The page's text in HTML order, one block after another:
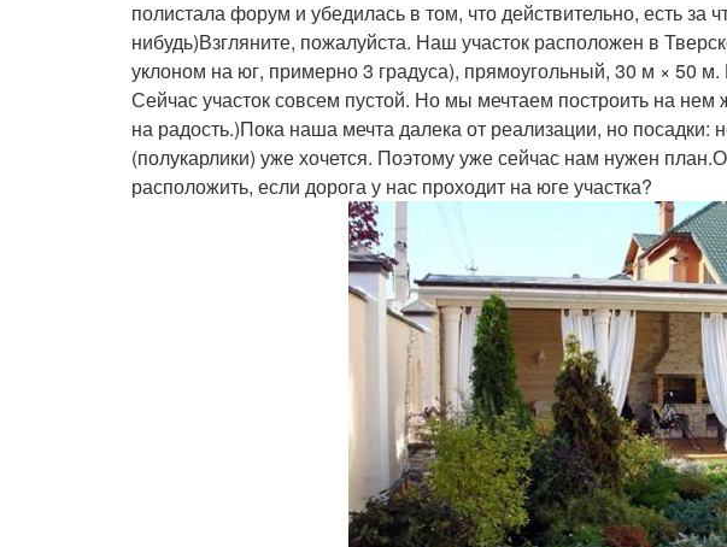
полистала форум и убедилась в том, что действительно, есть за
нибудь)Взгляните, пожалуйста. Наш участок расположен в
уклоном на юг, примерно 3 градуса), прямоугольный, 30 м × 50
Сейчас участок совсем пустой. Но мы мечтаем построить на
на радость.)Пока наша мечта далека от реализации, но посадки:
(полукарлики) уже хочется. Поэтому уже сейчас нам нужен
расположить, если дорога у нас проходит на юге участка?